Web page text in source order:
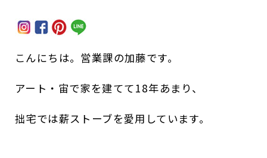
こんにちは。営業課の加藤です。
アート・宙で家を建てて18年あまり、
拙宅では薪ストーブを愛用しています。